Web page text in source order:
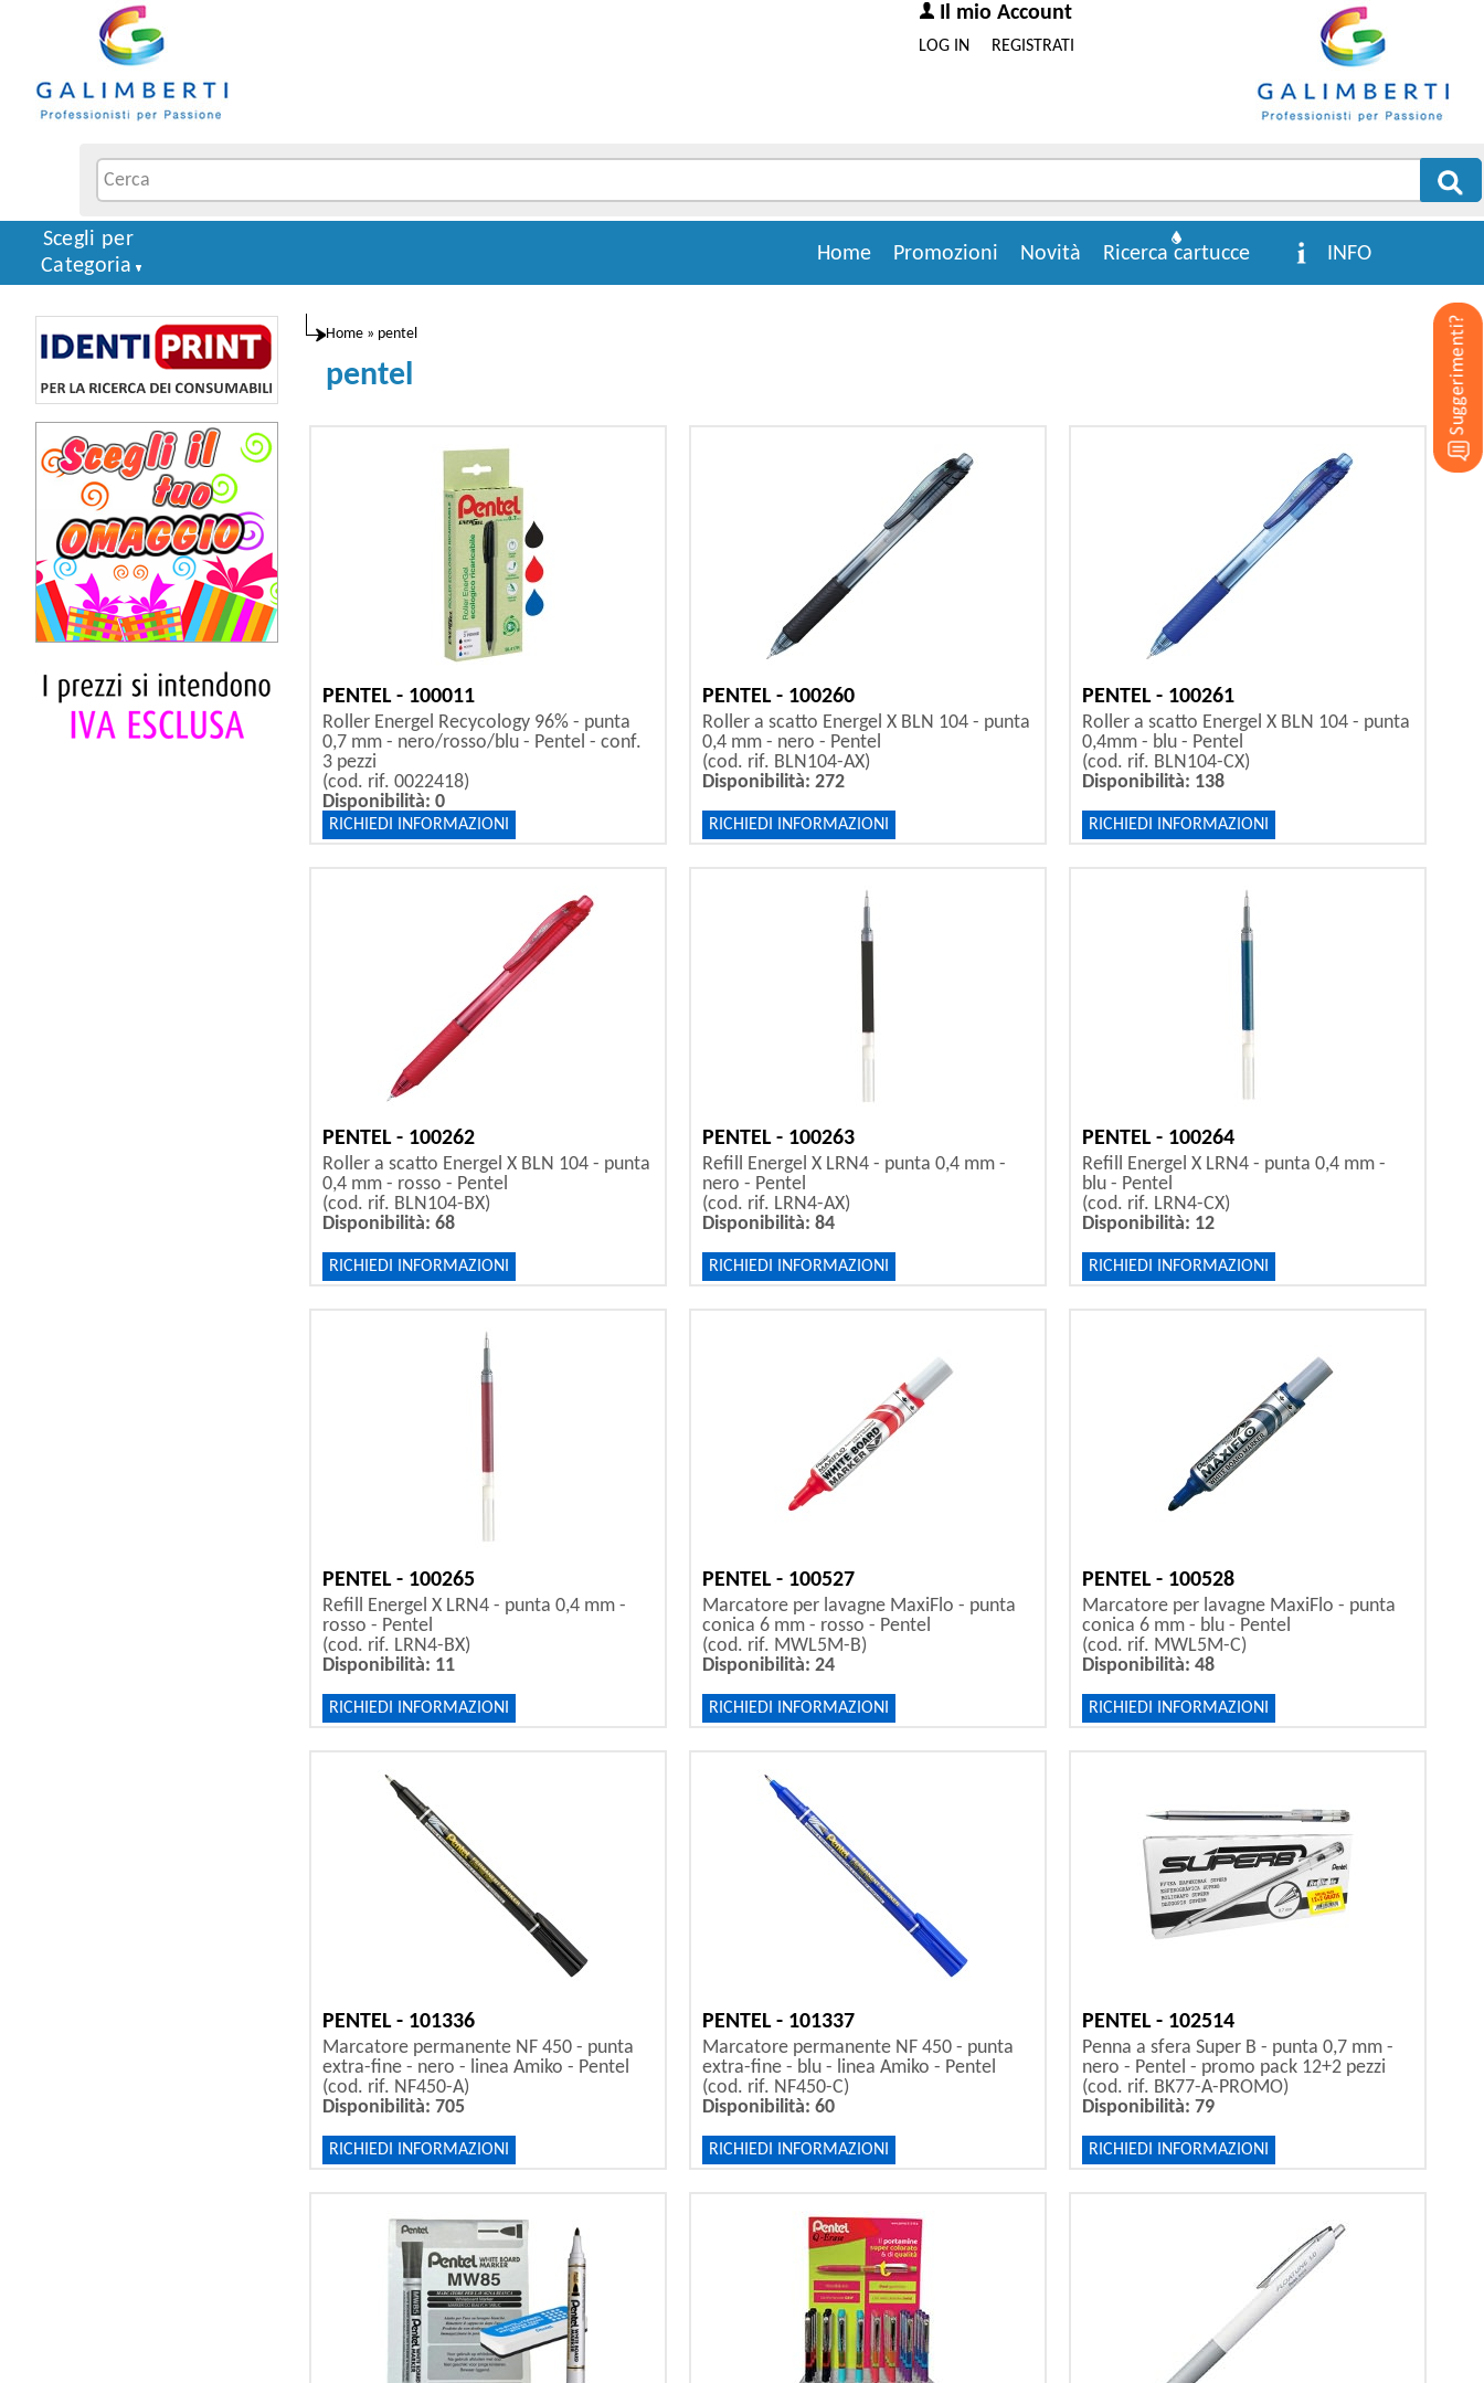
Il mio Account
REGISTRATI
LOG IN
INFO
Ricerca cartucce
Novità
Promozioni
Home
Scegli per
Categoria
Home » pentel
pentel
PENTEL - 100011
Roller Energel Recycology 96% - punta
0,7 mm - nero/rosso/blu - Pentel - conf.
3 pezzi
(cod. rif. 0022418)
Disponibilità: 0
RICHIEDI INFORMAZIONI
PENTEL - 100260
Roller a scatto Energel X BLN 104 - punta
0,4 mm - nero - Pentel
(cod. rif. BLN104-AX)
Disponibilità: 272
RICHIEDI INFORMAZIONI
PENTEL - 100261
Roller a scatto Energel X BLN 104 - punta
0,4mm - blu - Pentel
(cod. rif. BLN104-CX)
Disponibilità: 138
RICHIEDI INFORMAZIONI
PENTEL - 100262
Roller a scatto Energel X BLN 104 - punta
0,4 mm - rosso - Pentel
(cod. rif. BLN104-BX)
Disponibilità: 68
RICHIEDI INFORMAZIONI
PENTEL - 100263
Refill Energel X LRN4 - punta 0,4 mm -
nero - Pentel
(cod. rif. LRN4-AX)
Disponibilità: 84
RICHIEDI INFORMAZIONI
PENTEL - 100264
Refill Energel X LRN4 - punta 0,4 mm -
blu - Pentel
(cod. rif. LRN4-CX)
Disponibilità: 12
RICHIEDI INFORMAZIONI
PENTEL - 100265
Refill Energel X LRN4 - punta 0,4 mm -
rosso - Pentel
(cod. rif. LRN4-BX)
Disponibilità: 11
RICHIEDI INFORMAZIONI
PENTEL - 100527
Marcatore per lavagne MaxiFlo - punta
conica 6 mm - rosso - Pentel
(cod. rif. MWL5M-B)
Disponibilità: 24
RICHIEDI INFORMAZIONI
PENTEL - 100528
Marcatore per lavagne MaxiFlo - punta
conica 6 mm - blu - Pentel
(cod. rif. MWL5M-C)
Disponibilità: 48
RICHIEDI INFORMAZIONI
PENTEL - 101336
Marcatore permanente NF 450 - punta
extra-fine - nero - linea Amiko - Pentel
(cod. rif. NF450-A)
Disponibilità: 705
RICHIEDI INFORMAZIONI
PENTEL - 101337
Marcatore permanente NF 450 - punta
extra-fine - blu - linea Amiko - Pentel
(cod. rif. NF450-C)
Disponibilità: 60
RICHIEDI INFORMAZIONI
PENTEL - 102514
Penna a sfera Super B - punta 0,7 mm -
nero - Pentel - promo pack 12+2 pezzi
(cod. rif. BK77-A-PROMO)
Disponibilità: 79
RICHIEDI INFORMAZIONI